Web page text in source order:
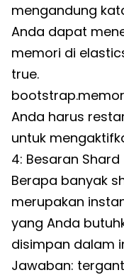
mengandung
Anda dapat
memori di
true.
Anda harus
untuk
4: Besaran Shard
Berapa banyak
merupakan
yang Anda
disimpan dalam
Jawaban: